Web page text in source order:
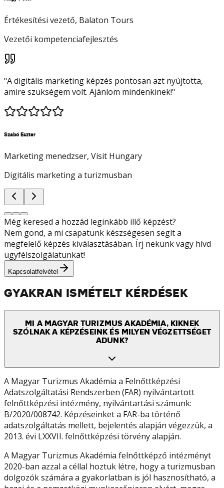
Értékesítési vezető, Balaton Tours
Vezetői kompetenciafejlesztés
"A digitális marketing képzés pontosan azt nyújtotta,
amire szükségem volt. Ajánlom mindenkinek!"
Szabó Eszter
Marketing menedzser, Visit Hungary
Digitális marketing a turizmusban
Még keresed a hozzád leginkább illő képzést?
Nem gond, a mi csapatunk készségesen segít a
megfelelő képzés kiválasztásában. Írj nekünk vagy hívd
ügyfélszolgálatunkat!
Kapcsolatfelvétel
GYAKRAN ISMÉTELT KÉRDÉSEK
MI A MAGYAR TURIZMUS AKADÉMIA, KIKNEK
SZÓLNAK A KÉPZÉSEINK ÉS MILYEN VÉGZETTSÉGET
ADUNK?
A Magyar Turizmus Akadémia a Felnőttképzési
Adatszolgáltatási Rendszerben (FAR) nyilvántartott
felnőttképzési intézmény, nyilvántartási számunk:
B/2020/008742. Képzéseinket a FAR-ba történő
adatszolgáltatás mellett, bejelentés alapján végezzük, a
2013. évi LXXVII. felnőttképzési törvény alapján.
A Magyar Turizmus Akadémia felnőttképző intézményt
2020-ban azzal a céllal hoztuk létre, hogy a turizmusban
dolgozók számára a gyakorlatban is jól hasznosítható, a